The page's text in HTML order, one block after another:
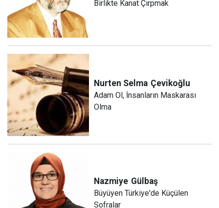
Birlikte Kanat Çırpmak
Nurten Selma Çevikoğlu
Adam Ol, İnsanların Maskarası
Olma
Nazmiye Gülbaş
Büyüyen Türkiye'de Küçülen
Sofralar